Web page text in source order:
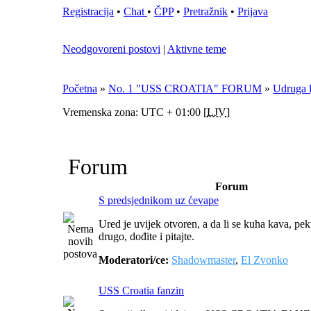
Registracija • Chat • ČPP• Pretražnik • Prijava
Neodgovoreni postovi | Aktivne teme
Početna » No. 1 "USS CROATIA" FORUM » Udruga
Vremenska zona: UTC + 01:00 [LJV]
Forum
Forum
S predsjednikom uz ćevape
Ured je uvijek otvoren, a da li se kuha kava,
drugo, dođite i pitajte.
Moderatori/ce: Shadowmaster, El Zvonko
USS Croatia fanzin